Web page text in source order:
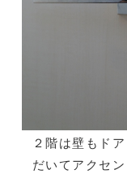
２階は壁もド
だいてアクセ